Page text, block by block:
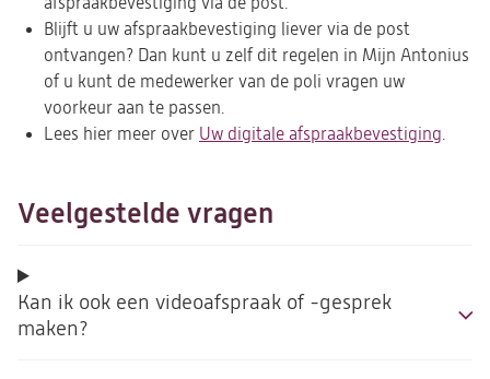
Blijft u uw afspraakbevestiging liever via de post
ontvangen? Dan kunt u zelf dit regelen in Mijn Antonius
of u kunt de medewerker van de poli vragen uw
voorkeur aan te passen.
Lees hier meer over Uw digitale afspraakbevestiging.
Veelgestelde vragen
Kan ik ook een videoafspraak of -gesprek
maken?